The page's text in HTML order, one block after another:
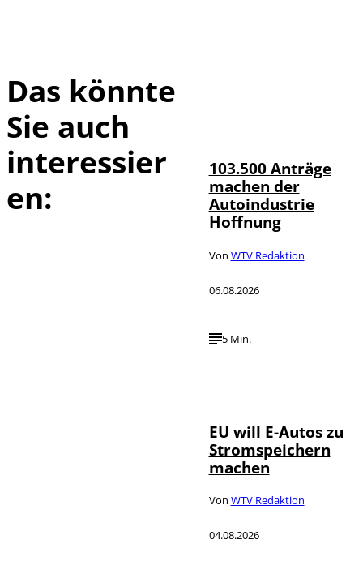
Das könnte
Sie auch
interessier
en:
103.500 Anträge
machen der
Autoindustrie
Hoffnung
Von WTV Redaktion
06.08.2026
5 Min.
EU will E-Autos zu
Stromspeichern
machen
Von WTV Redaktion
04.08.2026